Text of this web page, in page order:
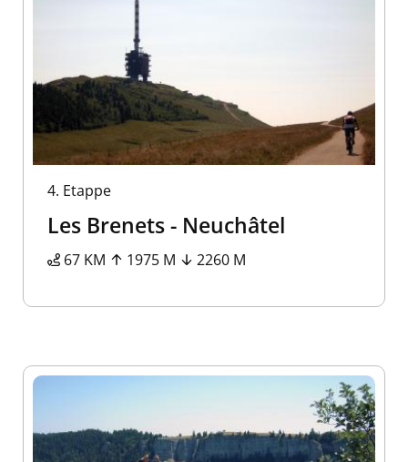
4. Etappe
Les Brenets - Neuchâtel
67 KM 1975 M 2260 M